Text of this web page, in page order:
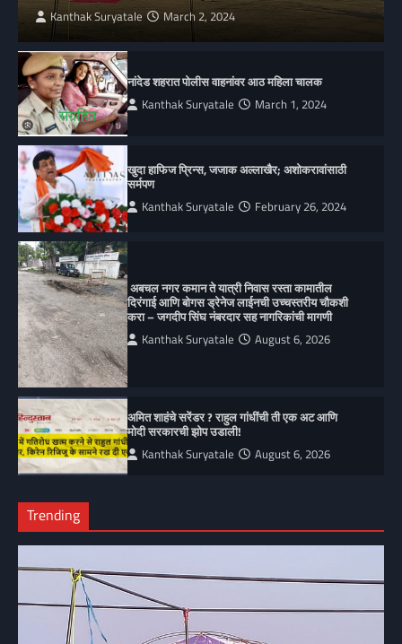
Kanthak Suryatale March 2, 2024
नांदेड शहरात पोलीस वाहनांवर आठ महिला चालक
Kanthak Suryatale March 1, 2024
खुदा हाफिज प्रिन्स, जजाक अल्लाखैर; अशोकरावांसाठी
सर्मपण
Kanthak Suryatale February 26, 2024
अबचल नगर कमान ते यात्री निवास रस्ता कामातील
दिरंगाई आणि बोगस ड्रेनेज लाईनची उच्चस्तरीय चौकशी
करा – जगदीप सिंघ नंबरदार सह नागरिकांची मागणी
Kanthak Suryatale August 6, 2026
अमित शाहंचे सरेंडर ? राहुल गांधींची ती एक अट आणि
मोदी सरकारची झोप उडाली!
Kanthak Suryatale August 6, 2026
Trending